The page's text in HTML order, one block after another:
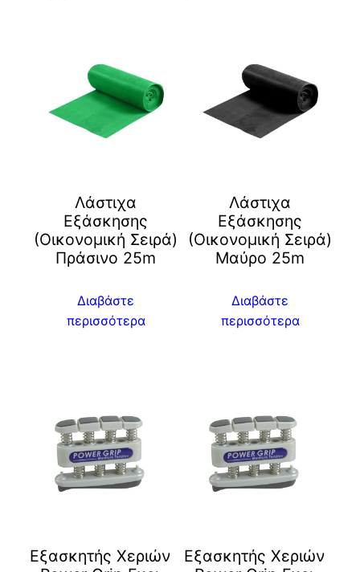
Λάστιχα
Εξάσκησης
(Οικονομική Σειρά)
Πράσινο 25m
Διαβάστε
περισσότερα
Λάστιχα
Εξάσκησης
(Οικονομική Σειρά)
Μαύρο 25m
Διαβάστε
περισσότερα
Εξασκητής Χεριών
Εξασκητής Χεριών